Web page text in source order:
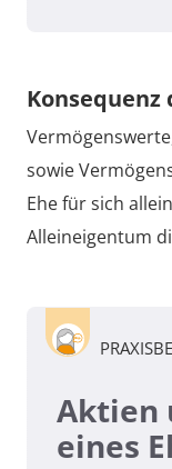
sowie
Ehe für sich
Alleineigentum
Aktien
eines